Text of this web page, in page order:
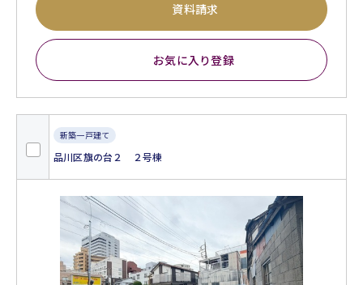
資料請求
お気に入り登録
新築一戸建て
品川区旗の台２ ２号棟